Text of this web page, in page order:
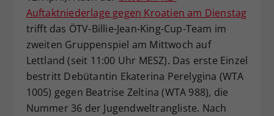
Auftaktniederlage gegen Kroatien am Dienstag
trifft das ÖTV-Billie-Jean-King-Cup-Team im
zweiten Gruppenspiel am Mittwoch auf
Lettland (seit 11:00 Uhr MESZ). Das erste Einzel
bestritt Debütantin Ekaterina Perelygina (WTA
1005) gegen Beatrise Zeltina (WTA 988), die
Nummer 36 der Jugendweltrangliste. Nach
Zweck
Dieser Wert speichert Ihre Consent-
Einstellungen. Unter anderem eine
zufällig generierte ID, für die
historische Speicherung Ihrer
vorgenommen Einstellungen, falls der
Webseiten-Betreiber dies eingestellt
hat.